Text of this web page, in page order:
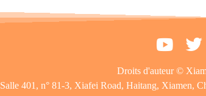
Droits d'auteur ©
Salle 401, n° 81-3, Xiafei Road, Haitang, Xiamen,